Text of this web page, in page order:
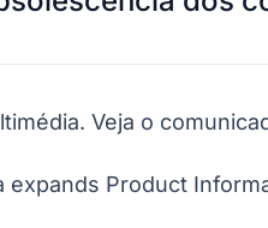
Veja o
Product